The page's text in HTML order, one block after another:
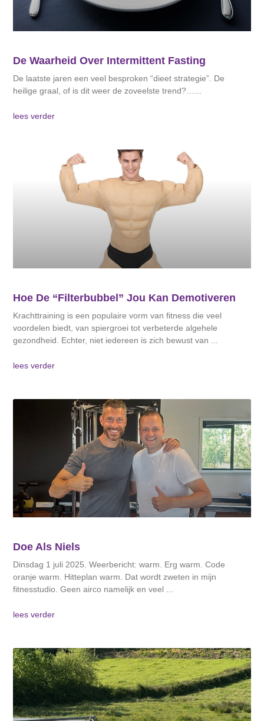
De Waarheid Over Intermittent Fasting
De laatste jaren een veel besproken “dieet strategie”. De
heilige graal, of is dit weer de zoveelste trend?…
lees verder
Hoe De “filterbubbel” Jou Kan Demotiveren
Krachttraining is een populaire vorm van fitness die veel
voordelen biedt, van spiergroei tot verbeterde algehele
gezondheid. Echter, niet iedereen is zich bewust van
lees verder
Doe Als Niels
Dinsdag 1 juli 2025. Weerbericht: warm. Erg warm. Code
oranje warm. Hitteplan warm. Dat wordt zweten in mijn
fitnesstudio. Geen airco namelijk en veel
lees verder